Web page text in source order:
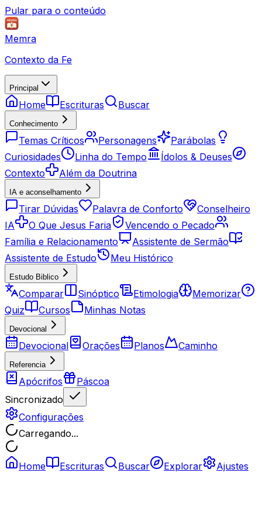
Pular para o conteúdo
Memra
Contexto da Fe
Principal
Home Escrituras Buscar
Conhecimento
Temas Críticos Personagens
Parábolas
Curiosidades
Linha do Tempo
Ídolos & Deuses
Contexto
Além da Doutrina
IA e aconselhamento
Tirar Dúvidas Palavra de Conforto
Conselheiro
IA
O Que Jesus Faria
Vencendo o Pecado
Família e Relacionamento
Assistente de Sermão
Assistente de Estudo
Meu Histórico
Estudo Biblico
Comparar Sinóptico Etimologia
Memorizar
Quiz
Cursos Minhas Notas
Devocional
Devocional Orações Planos Caminho
Referencia
Apócrifos
Páscoa
Sincronizado
Configurações
Carregando...
Home Escrituras Buscar Explorar Ajustes